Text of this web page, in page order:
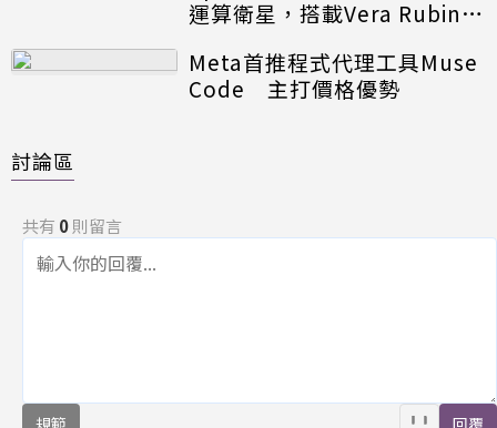
運算衛星，搭載Vera Rubin運
Meta首推程式代理工具Muse
Code 主打價格優勢
討論區
共有 0則留言
規範 回覆